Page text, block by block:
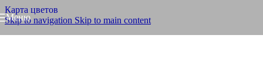
Карта цветов
Skip to navigation Skip to main content
Меню